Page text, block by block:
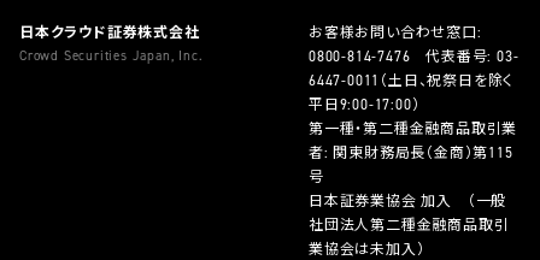
日本クラウド証券株式会社
Crowd Securities Japan, Inc.
お客様お問い合わせ窓口:
0800-814-7476 代表番号:03-
6447-0011 （土日、祝祭日を除く
平日9:00-17:00）
第一種・第二種金融商品取引業
者: 関東財務局長（金商）第115
号
日本証券業協会 加入 （一般
社団法人第二種金融商品取引
業協会は未加入）